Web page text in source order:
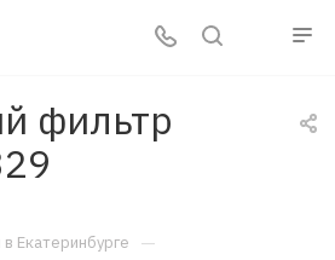
фильтр
Екатеринбурге —